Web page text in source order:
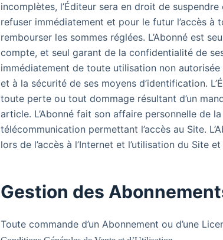
incomplètes, l’Éditeur sera en droit de
refuser immédiatement et pour le futur l’accès
rembourser les sommes réglées. L’Abonné est
compte, et seul garant de la confidentialité de
immédiatement de toute utilisation non
et à la sécurité de ses moyens d’identification.
toute perte ou tout dommage résultant d’un
article. L’Abonné fait son affaire personnelle de
télécommunication permettant l’accès au Site.
lors de l’accès à l’Internet et l’utilisation du Site
Gestion des
Toute commande d’un Abonnement ou d’une